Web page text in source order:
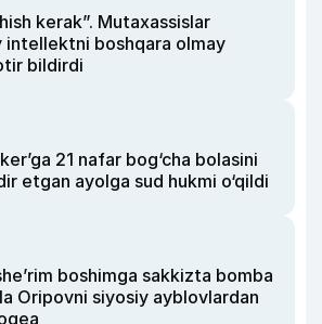
kerak”. Mutaxassislar
intellektni boshqara olmay
bildirdi
21 nafar bog‘cha bolasini
etgan ayolga sud hukmi o‘qildi
boshimga sakkizta bomba
Oripovni siyosiy ayblovlardan